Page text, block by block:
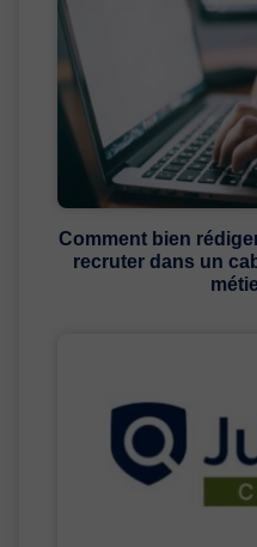
Comment bien
recruter dans un